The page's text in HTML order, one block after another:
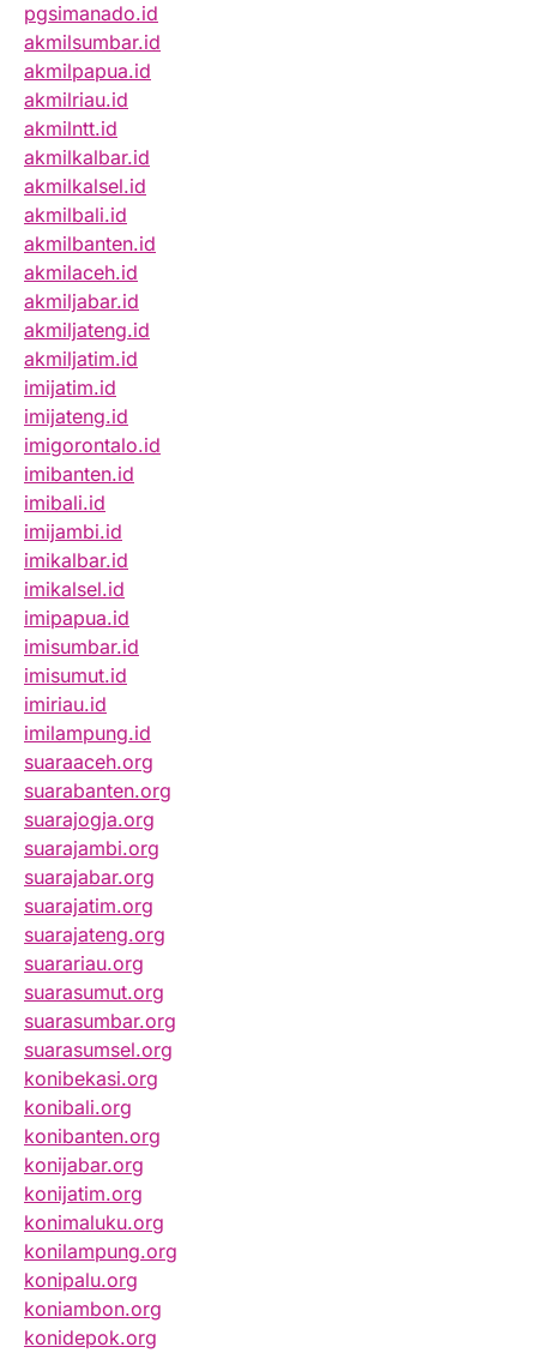
pgsimanado.id
akmilsumbar.id
akmilpapua.id
akmilriau.id
akmilntt.id
akmilkalbar.id
akmilkalsel.id
akmilbali.id
akmilbanten.id
akmilaceh.id
akmiljabar.id
akmiljateng.id
akmiljatim.id
imijatim.id
imijateng.id
imigorontalo.id
imibanten.id
imibali.id
imijambi.id
imikalbar.id
imikalsel.id
imipapua.id
imisumbar.id
imisumut.id
imiriau.id
imilampung.id
suaraaceh.org
suarabanten.org
suarajogja.org
suarajambi.org
suarajabar.org
suarajatim.org
suarajateng.org
suarariau.org
suarasumut.org
suarasumbar.org
suarasumsel.org
konibekasi.org
konibali.org
konibanten.org
konijabar.org
konijatim.org
konimaluku.org
konilampung.org
konipalu.org
koniambon.org
konidepok.org